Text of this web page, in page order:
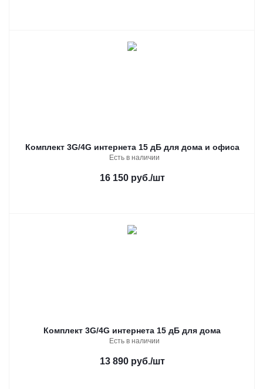
Комплект 3G/4G интернета 15 дБ для дома и офиса
Есть в наличии
16 150 руб./шт
Комплект 3G/4G интернета 15 дБ для дома
Есть в наличии
13 890 руб./шт